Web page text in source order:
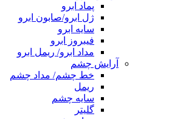
پماد ابرو
ژل ابرو/صابون ابرو
سایه ابرو
فیبروز ابرو
مداد ابرو/ ریمل ابرو
آرایش چشم
خط چشم/ مداد چشم
ریمل
سایه چشم
گلیتر